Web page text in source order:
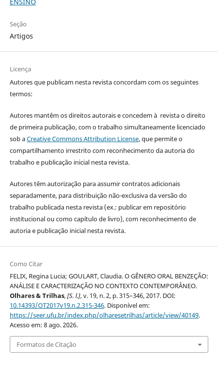
ENSINO
Seção
Artigos
Licença
Autores que publicam nesta revista concordam com os seguintes
termos:
Autores mantêm os direitos autorais e concedem à revista o direito
de primeira publicação, com o trabalho simultaneamente licenciado
sob aCreative Commons Attribution License, que permite o
compartilhamento irrestrito com reconhecimento da autoria do
trabalho e publicação inicial nesta revista.
Autores têm autorização para assumir contratos adicionais
separadamente, para distribuição não-exclusiva da versão do
trabalho publicada nesta revista (ex.: publicar em repositório
institucional ou como capítulo de livro), com reconhecimento de
autoria e publicação inicial nesta revista.
Como Citar
FELIX, Regina Lucia; GOULART, Claudia. O GÊNERO ORAL BENZEÇÃO:
ANÁLISE E CARACTERIZAÇÃO NO CONTEXTO CONTEMPORÂNEO.
Olhares & Trilhas,[S. l.], v. 19, n. 2, p. 315–346, 2017. DOI:
10.14393/OT2017v19.n.2.315-346. Disponível em:
https://seer.ufu.br/index.php/olharesetrilhas/article/view/40149.
Acesso em: 8 ago. 2026.
Formatos de Citação